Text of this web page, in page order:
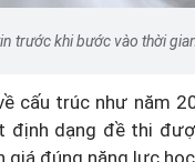
trước khi bước vào thời
cấu trúc như năm
dạng đề thi
đúng năng lực học